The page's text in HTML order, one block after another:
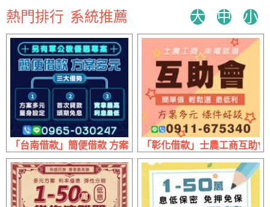
熱門排行 系統推薦 大 中 小
「台南借款」簡便借款 方案多元 | 三大優勢 實拿最高頭期免
「彰化借款」士農工商互助